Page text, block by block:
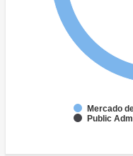
Mercado
Public